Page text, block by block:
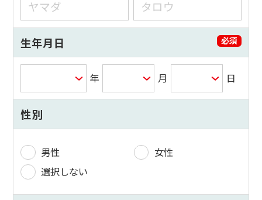
生年月日 必須
年 月 日
性別
男性
女性
選択しない